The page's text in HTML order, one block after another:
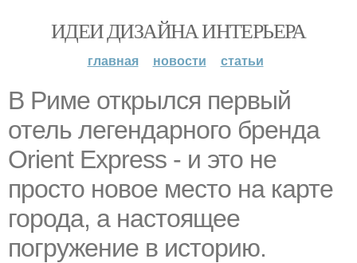
ИДЕИ ДИЗАЙНА ИНТЕРЬЕРА
главная новости статьи
В Риме открылся первый
отель легендарного бренда
Orient Express - и это не
просто новое место на карте
города, а настоящее
погружение в историю.